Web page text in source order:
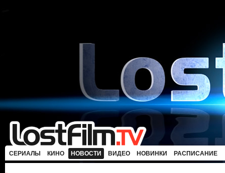
СЕРИАЛЫ КИНО НОВОСТИ ВИДЕО НОВИНКИ РАСПИСАНИЕ